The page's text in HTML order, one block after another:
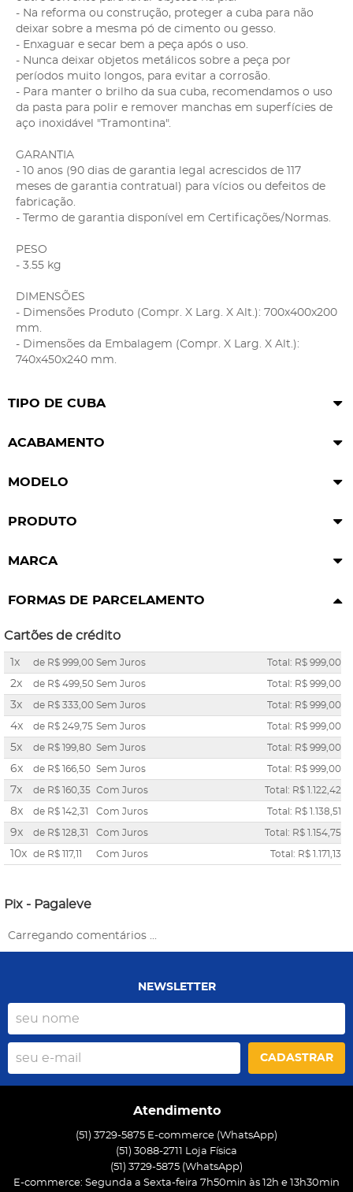
- Na reforma ou construção, proteger a cuba para não
deixar sobre a mesma pó de cimento ou gesso.
- Enxaguar e secar bem a peça após o uso.
- Nunca deixar objetos metálicos sobre a peça por
períodos muito longos, para evitar a corrosão.
- Para manter o brilho da sua cuba, recomendamos o uso
da pasta para polir e remover manchas em superfícies de
aço inoxidável "Tramontina".
GARANTIA
- 10 anos (90 dias de garantia legal acrescidos de 117
meses de garantia contratual) para vícios ou defeitos de
fabricação.
- Termo de garantia disponível em Certificações/Normas.
PESO
- 3.55 kg
DIMENSÕES
- Dimensões Produto (Compr. X Larg. X Alt.): 700x400x200
mm.
- Dimensões da Embalagem (Compr. X Larg. X Alt.):
740x450x240 mm.
TIPO DE CUBA
ACABAMENTO
MODELO
PRODUTO
MARCA
FORMAS DE PARCELAMENTO
Cartões de crédito
1x de R$ 999,00 Sem Juros Total: R$ 999,00
2x de R$ 499,50 Sem Juros Total: R$ 999,00
3x de R$ 333,00 Sem Juros Total: R$ 999,00
4x de R$ 249,75 Sem Juros Total: R$ 999,00
5x de R$ 199,80 Sem Juros Total: R$ 999,00
6x de R$ 166,50 Sem Juros Total: R$ 999,00
7x de R$ 160,35 Com Juros Total: R$ 1.122,42
8x de R$ 142,31 Com Juros Total: R$ 1.138,51
9x de R$ 128,31 Com Juros Total: R$ 1.154,75
10x de R$ 117,11 Com Juros Total: R$ 1.171,13
Pix - Pagaleve
Carregando comentários ...
NEWSLETTER
CADASTRAR
Atendimento
(51) 3729-5875 E-commerce (WhatsApp)
(51) 3088-2711 Loja Física
(51) 3729-5875 (WhatsApp)
E-commerce: Segunda a Sexta-feira 7h50min às 12h e 13h30min